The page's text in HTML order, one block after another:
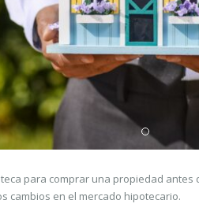
para comprar una propiedad
cambios en el mercado hipotecario.